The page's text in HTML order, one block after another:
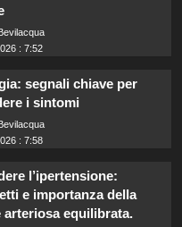
: 7:52
segnali chiave per
i sintomi
: 7:58
l’ipertensione:
e importanza della
arteriosa equilibrata.